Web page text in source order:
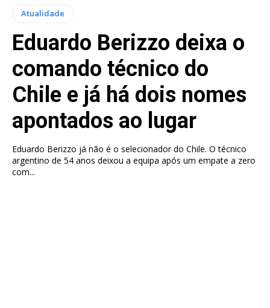
Atualidade
Eduardo Berizzo deixa o
comando técnico do
Chile e já há dois nomes
apontados ao lugar
Eduardo Berizzo já não é o selecionador do Chile. O técnico
argentino de 54 anos deixou a equipa após um empate a zero
com...